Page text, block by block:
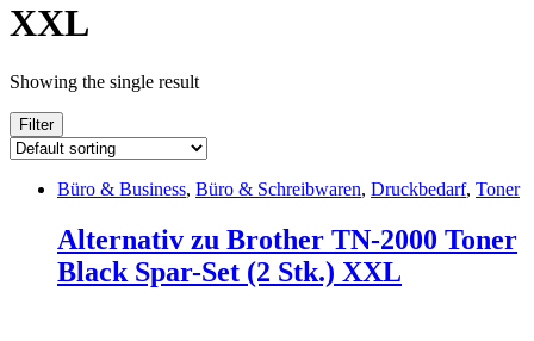
XXL
Showing the single result
Filter
Büro & Business, Büro & Schreibwaren, Druckbedarf, Toner
Alternativ zu Brother TN-2000 Toner
Black Spar-Set (2 Stk.) XXL